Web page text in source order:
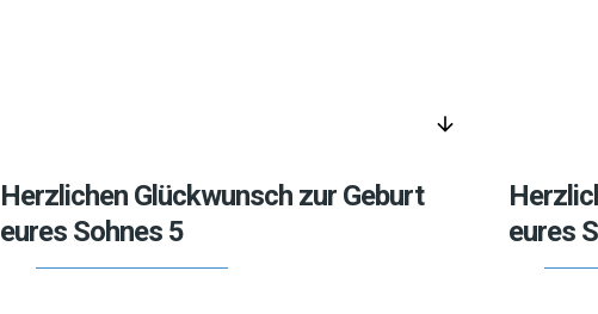
arrow_downward
Herzlichen Glückwunsch zur Geburt
eures Sohnes 5
eures